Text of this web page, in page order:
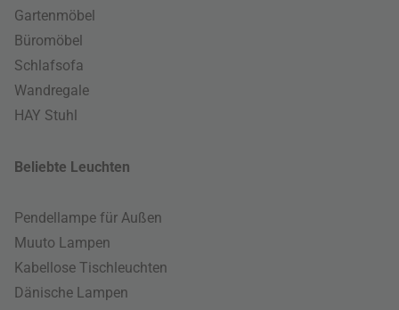
Gartenmöbel
Büromöbel
Schlafsofa
Wandregale
HAY Stuhl
Beliebte Leuchten
Pendellampe für Außen
Muuto Lampen
Kabellose Tischleuchten
Dänische Lampen